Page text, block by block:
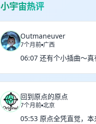
小宇宙热评
Outmaneuver
7个月前 广西
06:07 还有个小插曲～真
回到原点的原点
7个月前 北京
05:53 原点全凭直觉，